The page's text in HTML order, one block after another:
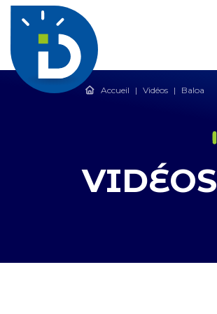
Accueil | Vidéos | Baloa
VIDÉOS